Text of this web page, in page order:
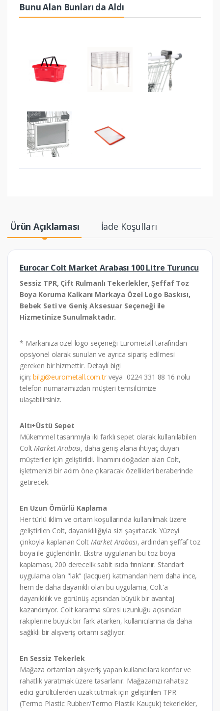
Bunu Alan Bunları da Aldı
Ürün Açıklaması İade Koşulları
Eurocar Colt Market Arabası 100 Litre Turuncu
Sessiz TPR, Çift Rulmanlı Tekerlekler, Şeffaf Toz
Boya Koruma Kalkanı Markaya Özel Logo Baskısı,
Bebek Seti ve Geniş Aksesuar Seçeneği ile
Hizmetinize Sunulmaktadır.
* Markanıza özel logo seçeneği Eurometall tarafından
opsiyonel olarak sunulan ve ayrıca sipariş edilmesi
gereken bir hizmettir. Detaylı bigi
için;bilgi@eurometall.com.trveya 0224 331 88 16 nolu
telefon numaramızdan müşteri temsilcimize
ulaşabilirsiniz.
Altı+Üstü Sepet
Mükemmel tasarımıyla iki farklı sepet olarak kullanılabilen
Colt Market Arabası, daha geniş alana ihtiyaç duyan
müşteriler için geliştirildi. İlhamını doğadan alan Colt,
işletmenizi bir adım öne çıkaracak özellikleri beraberinde
getirecek.
En Uzun Ömürlü Kaplama
Her türlü iklim ve ortam koşullarında kullanılmak üzere
geliştirilen Colt, dayanıklılığıyla sizi şaşırtacak. Yüzeyi
çinkoyla kaplanan Colt Market Arabası, ardından şeffaf toz
boya ile güçlendirilir. Ekstra uygulanan bu toz boya
kaplaması, 200 derecelik sabit ısıda fırınlanır. Standart
uygulama olan "lak" (lacquer) katmandan hem daha ince,
hem de daha dayanıklı olan bu uygulama, Colt'a
dayanıklılık ve görünüş açısından büyük bir avantaj
kazandırıyor. Colt kararma süresi uzunluğu açısından
rakiplerine büyük bir fark atarken, kullanıcılarına da daha
sağlıklı bir alışveriş ortamı sağlıyor.
En Sessiz Tekerlek
Mağaza ortamları alışveriş yapan kullanıcılara konfor ve
rahatlık yaratmak üzere tasarlanır. Mağazanızı rahatsız
edici gürültülerden uzak tutmak için geliştirilen TPR
(Termo Plastic Rubber/Termo Plastik Kauçuk) tekerlekler,